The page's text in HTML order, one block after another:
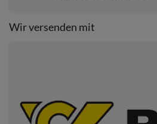
Wir versenden mit